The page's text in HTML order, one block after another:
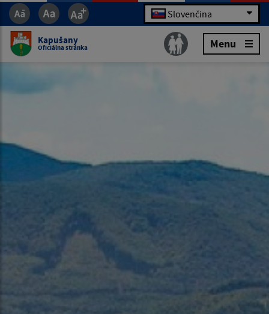
Slovenčina
Kapušany
Oficiálna stránka Menu